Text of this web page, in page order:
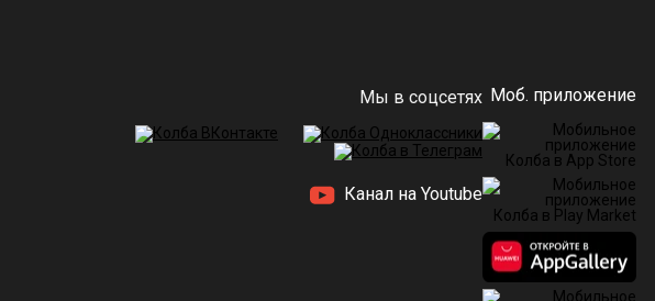
Мы в соцсетях
Канал на Youtube
Моб. приложение